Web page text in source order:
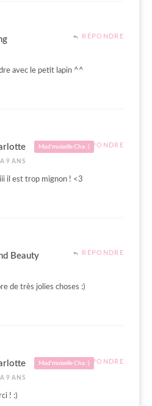
RÉPONDRE
avec le petit lapin ^^
Mad'moiselle Cha :)
A 9 ANS
RÉPONDRE
il est trop mignon ! <3
Beauty RÉPONDRE
de très jolies choses :)
Mad'moiselle Cha :)
A 9 ANS
RÉPONDRE
! :)